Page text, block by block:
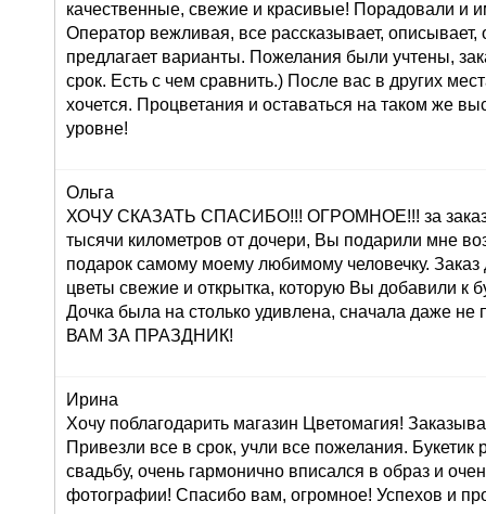
качественные, свежие и красивые! Порадовали и
Оператор вежливая, все рассказывает, описывает,
предлагает варианты. Пожелания были учтены,
срок. Есть с чем сравнить.) После вас в других
хочется. Процветания и оставаться на таком же
уровне!
Ольга
ХОЧУ СКАЗАТЬ СПАСИБО!!! ОГРОМНОЕ!!! за заказ
тысячи километров от дочери, Вы подарили мне
подарок самому моему любимому человечку.
цветы свежие и открытка, которую Вы добавили к
Дочка была на столько удивлена, сначала даже
ВАМ ЗА ПРАЗДНИК!
Ирина
Хочу поблагодарить магазин Цветомагия!
Привезли все в срок, учли все пожелания. Букетик
свадьбу, очень гармонично вписался в образ и
фотографии! Спасибо вам, огромное! Успехов и